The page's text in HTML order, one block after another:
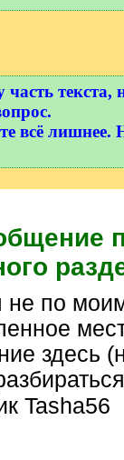
часть текста,
всё лишнее.
здесь
Tasha56